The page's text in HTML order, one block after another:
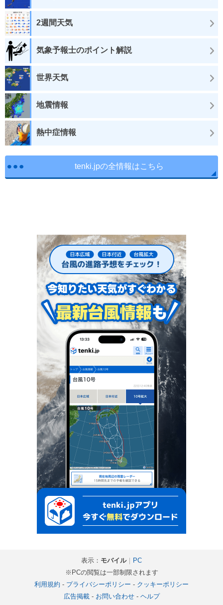
2週間天気
気象予報士のポイント解説
世界天気
地震情報
熱中症情報
tenki.jpの全情報はこちら
表示： モバイル｜ PC
※PCの閲覧は一部制限されます
利用規約 - プライバシーポリシー - クッキーポリシー
広告掲載- お問い合わせ- ヘルプ